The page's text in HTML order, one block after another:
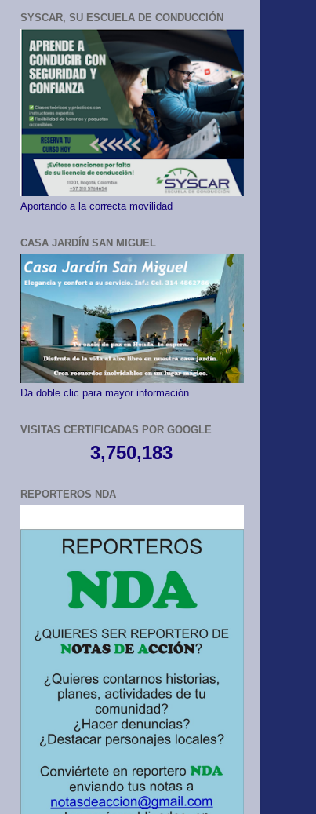
SYSCAR, SU ESCUELA DE CONDUCCIÓN
Aportando a la correcta movilidad
CASA JARDÍN SAN MIGUEL
Da doble clic para mayor información
VISITAS CERTIFICADAS POR GOOGLE
3,750,183
REPORTEROS NDA